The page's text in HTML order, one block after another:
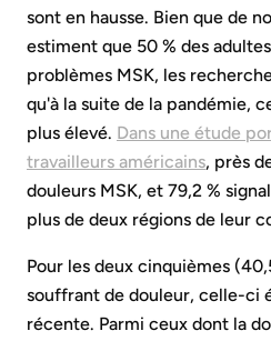
sont en hausse. Bien que de
estiment que 50 % des
problèmes MSK, les
qu'à la suite de la pandémie,
plus élevé. Dans une étude
travailleurs américains, près
douleurs MSK, et 79,2 %
plus de deux régions de leur
Pour les deux cinquièmes
souffrant de douleur, celle-ci
récente. Parmi ceux dont la